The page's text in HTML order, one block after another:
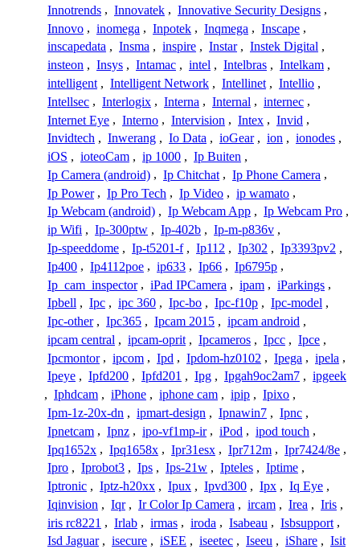
Innotrends , Innovatek , Innovative Security Designs ,
Innovo , inomega , Inpotek , Inqmega , Inscape ,
inscapedata , Insma , inspire , Instar , Instek Digital ,
insteon , Insys , Intamac , intel , Intelbras , Intelkam ,
intelligent , Intelligent Network , Intellinet , Intellio ,
Intellsec , Interlogix , Interna , Internal , internec ,
Internet Eye , Interno , Intervision , Intex , Invid ,
Invidtech , Inwerang , Io Data , ioGear , ion , ionodes ,
iOS , ioteoCam , ip 1000 , Ip Buiten ,
Ip Camera (android) , Ip Chitchat , Ip Phone Camera ,
Ip Power , Ip Pro Tech , Ip Video , ip wamato ,
Ip Webcam (android) , Ip Webcam App , Ip Webcam Pro ,
ip Wifi , Ip-300ptw , Ip-402b , Ip-m-p836v ,
Ip-speeddome , Ip-t5201-f , Ip112 , Ip302 , Ip3393pv2 ,
Ip400 , Ip4112poe , ip633 , Ip66 , Ip6795p ,
Ip_cam_inspector , iPad IPCamera , ipam , iParkings ,
Ipbell , Ipc , ipc 360 , Ipc-bo , Ipc-f10p , Ipc-model ,
Ipc-other , Ipc365 , Ipcam 2015 , ipcam android ,
ipcam central , ipcam-oprit , Ipcameros , Ipcc , Ipce ,
Ipcmontor , ipcom , Ipd , Ipdom-hz0102 , Ipega , ipela ,
Ipeye , Ipfd200 , Ipfd201 , Ipg , Ipgah9oc2am7 , ipgeek
, Iphdcam , iPhone , iphone cam , ipip , Ipixo ,
Ipm-1z-20x-dn , ipmart-design , Ipnawin7 , Ipnc ,
Ipnetcam , Ipnz , ipo-vf1mp-ir , iPod , ipod touch ,
Ipq1652x , Ipq1658x , Ipr31esx , Ipr712m , Ipr7424/8e ,
Ipro , Iprobot3 , Ips , Ips-21w , Ipteles , Iptime ,
Iptronic , Iptz-h20xx , Ipux , Ipvd300 , Ipx , Iq Eye ,
Iqinvision , Iqr , Ir Color Ip Camera , ircam , Irea , Iris ,
iris rc8221 , Irlab , irmas , iroda , Isabeau , Isbsupport ,
Isd Jaguar , isecure , iSEE , iseetec , Iseeu , iShare , Isit